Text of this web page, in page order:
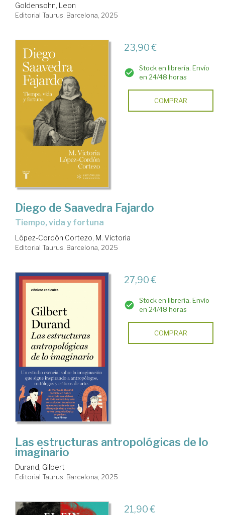
Goldensohn, Leon
Editorial Taurus. Barcelona, 2025
23,90 €
Stock en librería. Envío
en 24/48 horas
COMPRAR
Diego de Saavedra Fajardo
Tiempo, vida y fortuna
López-Cordón Cortezo, M. Victoria
Editorial Taurus. Barcelona, 2025
27,90 €
Stock en librería. Envío
en 24/48 horas
COMPRAR
Las estructuras antropológicas de lo
imaginario
Durand, Gilbert
Editorial Taurus. Barcelona, 2025
21,90 €